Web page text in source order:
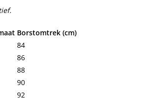
Borstomtrek (cm)
84
86
88
90
92